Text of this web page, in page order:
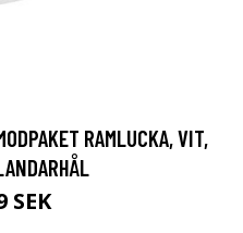
RAMLUCKA, VIT,
SEK